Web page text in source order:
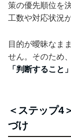
策の優先順位を
工数や対応状況
目的が曖昧なま
せん。そのため、
「判断すること
＜ステップ4
づけ